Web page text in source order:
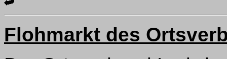
Flohmarkt des